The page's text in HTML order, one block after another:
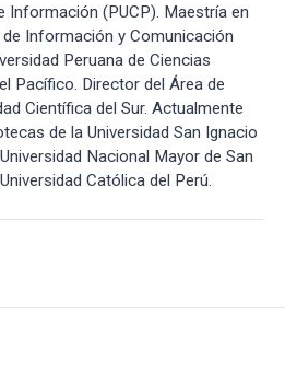
Información (PUCP). Maestría en
Información y Comunicación
Peruana de Ciencias
Pacífico. Director del Área de
Científica del Sur. Actualmente
de la Universidad San Ignacio
Nacional Mayor de San
Católica del Perú.